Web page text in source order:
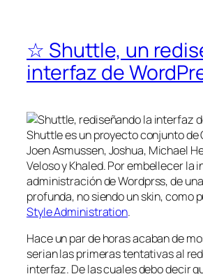
☆ Shuttle, un
interfaz de
Shuttle es un proyecto conjunto de
Joen Asmussen, Joshua, Michael
Veloso y Khaled. Por embellecer la
administración de Wordprss, de
profunda, no siendo un skin, como
Style Administration.
Hace un par de horas acaban de
serian las primeras tentativas al
interfaz. De las cuales debo decir